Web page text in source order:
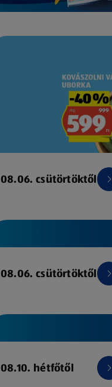
08.06. csütörtöktől
08.06. csütörtöktől
08.10. hétfőtől